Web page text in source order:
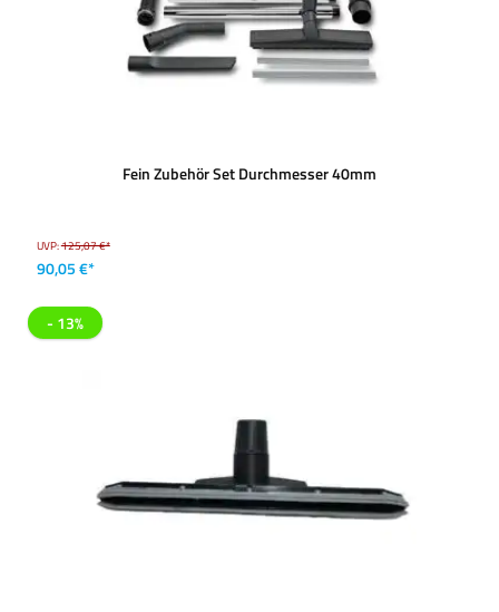
Fein Zubehör Set Durchmesser 40mm
UVP:125,07 €*
90,05 €*
- 13%